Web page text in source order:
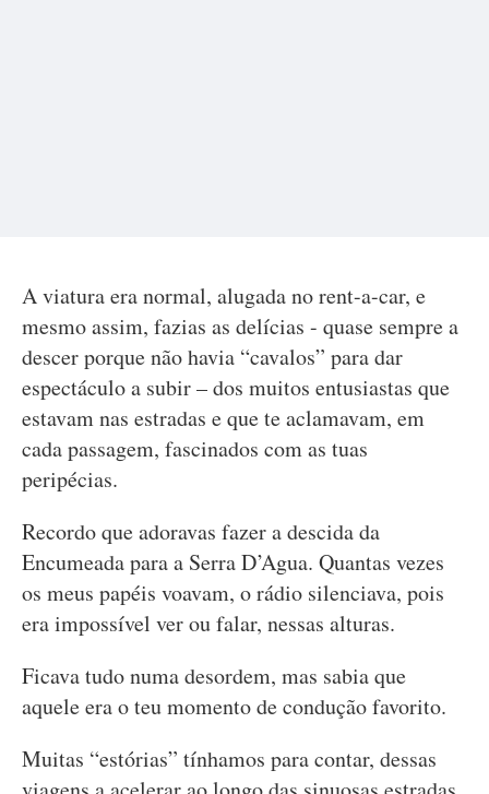
A viatura era normal, alugada no rent-a-car, e
mesmo assim, fazias as delícias - quase sempre a
descer porque não havia “cavalos” para dar
espectáculo a subir – dos muitos entusiastas que
estavam nas estradas e que te aclamavam, em
cada passagem, fascinados com as tuas
peripécias.
Recordo que adoravas fazer a descida da
Encumeada para a Serra D’Agua. Quantas vezes
os meus papéis voavam, o rádio silenciava, pois
era impossível ver ou falar, nessas alturas.
Ficava tudo numa desordem, mas sabia que
aquele era o teu momento de condução favorito.
Muitas “estórias” tínhamos para contar, dessas